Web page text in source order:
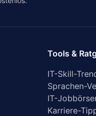
Tools &
IT-Skill-
Sprachen-
IT-
Karriere-